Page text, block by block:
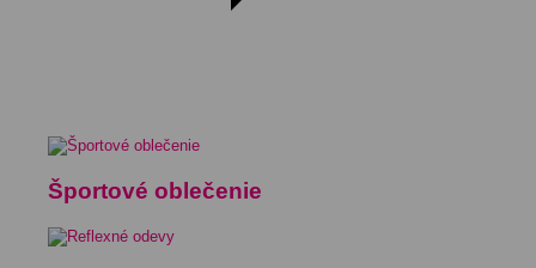
Športové oblečenie